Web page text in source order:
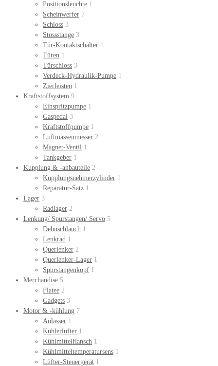
Positionsleuchte 1
Scheinwerfer 7
Schloss 3
Stossstange 3
Tür-Kontaktschalter 1
Türen 1
Türschloss 3
Verdeck-Hydraulik-Pumpe 1
Zierleisten 1
Kraftstoffsystem 9
Einspritzpumpe 1
Gaspedal 3
Kraftstoffpumpe 1
Luftmassenmesser 2
Magnet-Ventil 1
Tankgeber 1
Kupplung & -anbauteile 2
Kupplungsnehmerzylinder 1
Reparatur-Satz 1
Lager 3
Radlager 2
Lenkung/ Spurstangen/ Servo 5
Dehnschlauch 1
Lenkrad 1
Querlenker 2
Querlenker-Lager 1
Spurstangenkopf 1
Merchandise 5
Flatee 2
Gadgets 3
Motor & -kühlung 7
Anlasser 1
Kühlerlüfter 1
Kühlmittelflansch 1
Kühlmitteltemperatursens 1
Lüfter-Steuergerät 1